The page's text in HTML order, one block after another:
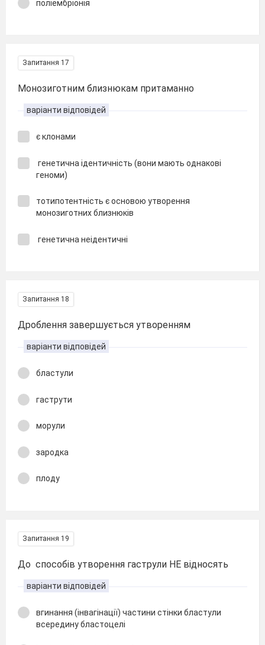
поліембріонія
Запитання 17
Монозиготним близнюкам притаманно
варіанти відповідей
є клонами
генетична ідентичність (вони мають однакові
геноми)
тотипотентність є основою утворення
монозиготних близнюків
генетична неідентичні
Запитання 18
Дроблення завершується утворенням
варіанти відповідей
бластули
гаструти
морули
зародка
плоду
Запитання 19
До способів утворення гаструли НЕ відносять
варіанти відповідей
вгинання (інвагінації) частини стінки бластули
всередину бластоцелі